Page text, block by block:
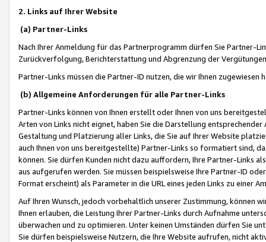
2. Links auf Ihrer Website
(a) Partner-Links
Nach Ihrer Anmeldung für das Partnerprogramm dürfen Sie Partner-
Zurückverfolgung, Berichterstattung und Abgrenzung der
Partner-Links müssen die Partner-ID nutzen, die wir Ihnen zugewiesen
(b) Allgemeine Anforderungen für alle Partner-Links
Partner-Links können von Ihnen erstellt oder Ihnen von uns
Arten von Links nicht eignet, haben Sie die Darstellung
Gestaltung und Platzierung aller Links, die Sie auf Ihrer Website
auch Ihnen von uns bereitgestellte) Partner-Links so formatiert sind,
können. Sie dürfen Kunden nicht dazu auffordern, Ihre Partner-Links
aus aufgerufen werden. Sie müssen beispielsweise Ihre Partner-ID
Format erscheint) als Parameter in die URL eines jeden Links zu einer
Auf Ihren Wunsch, jedoch vorbehaltlich unserer Zustimmung, können
Ihnen erlauben, die Leistung Ihrer Partner-Links durch Aufnahme
überwachen und zu optimieren. Unter keinen Umständen dürfen Sie
Sie dürfen beispielsweise Nutzern, die Ihre Website aufrufen, nicht